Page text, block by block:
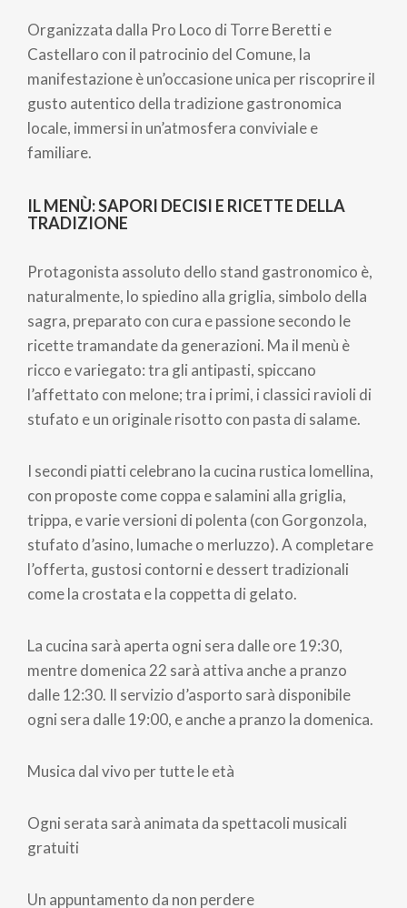
Organizzata dalla Pro Loco di Torre Beretti e
Castellaro con il patrocinio del Comune, la
manifestazione è un’occasione unica per riscoprire il
gusto autentico della tradizione gastronomica
locale, immersi in un’atmosfera conviviale e
familiare.
IL MENÙ: SAPORI DECISI E RICETTE DELLA
TRADIZIONE
Protagonista assoluto dello stand gastronomico è,
naturalmente, lo spiedino alla griglia, simbolo della
sagra, preparato con cura e passione secondo le
ricette tramandate da generazioni. Ma il menù è
ricco e variegato: tra gli antipasti, spiccano
l’affettato con melone; tra i primi, i classici ravioli di
stufato e un originale risotto con pasta di salame.
I secondi piatti celebrano la cucina rustica lomellina,
con proposte come coppa e salamini alla griglia,
trippa, e varie versioni di polenta (con Gorgonzola,
stufato d’asino, lumache o merluzzo). A completare
l’offerta, gustosi contorni e dessert tradizionali
come la crostata e la coppetta di gelato.
La cucina sarà aperta ogni sera dalle ore 19:30,
mentre domenica 22 sarà attiva anche a pranzo
dalle 12:30. Il servizio d’asporto sarà disponibile
ogni sera dalle 19:00, e anche a pranzo la domenica.
Musica dal vivo per tutte le età
Ogni serata sarà animata da spettacoli musicali
gratuiti
Un appuntamento da non perdere